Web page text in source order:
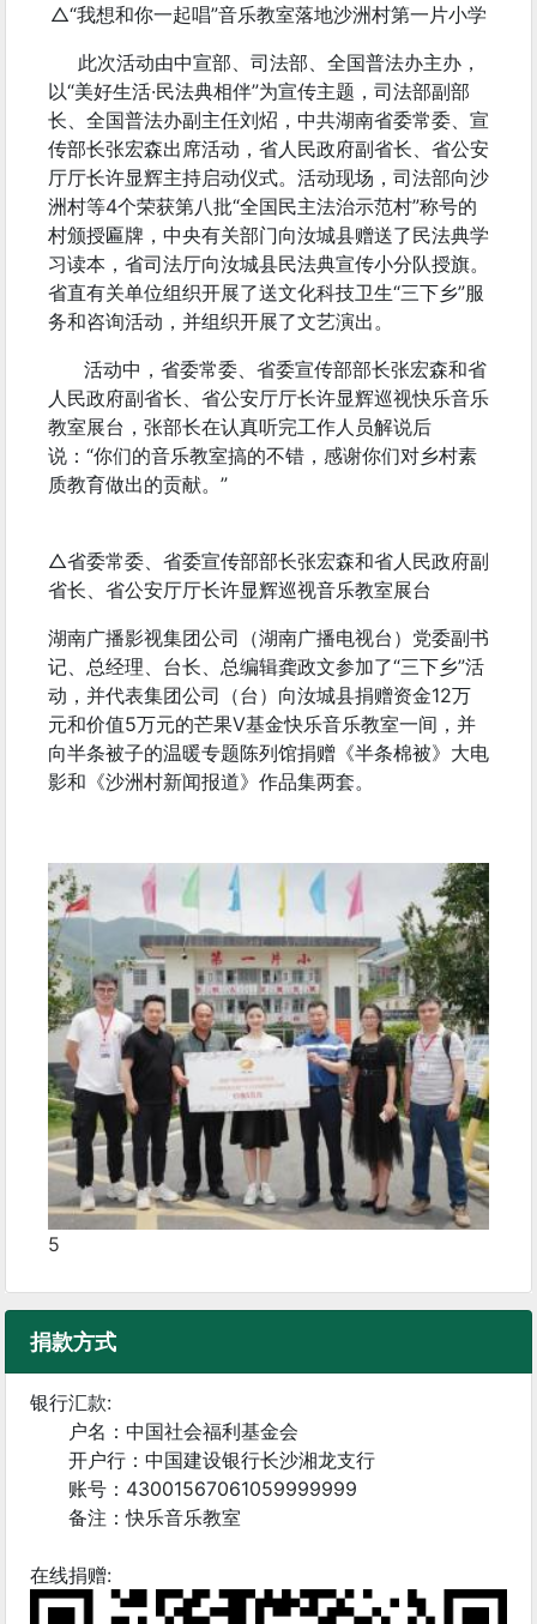
△“我想和你一起唱”音乐教室落地沙洲村第一片小学
此次活动由中宣部、司法部、全国普法办主办，
以“美好生活·民法典相伴”为宣传主题，司法部副部
长、全国普法办副主任刘炤，中共湖南省委常委、宣
传部长张宏森出席活动，省人民政府副省长、省公安
厅厅长许显辉主持启动仪式。活动现场，司法部向沙
洲村等4个荣获第八批“全国民主法治示范村”称号的
村颁授匾牌，中央有关部门向汝城县赠送了民法典学
习读本，省司法厅向汝城县民法典宣传小分队授旗。
省直有关单位组织开展了送文化科技卫生“三下乡”服
务和咨询活动，并组织开展了文艺演出。
活动中，省委常委、省委宣传部部长张宏森和省
人民政府副省长、省公安厅厅长许显辉巡视快乐音乐
教室展台，张部长在认真听完工作人员解说后
说：“你们的音乐教室搞的不错，感谢你们对乡村素
质教育做出的贡献。”
△省委常委、省委宣传部部长张宏森和省人民政府副
省长、省公安厅厅长许显辉巡视音乐教室展台
湖南广播影视集团公司（湖南广播电视台）党委副书
记、总经理、台长、总编辑龚政文参加了“三下乡”活
动，并代表集团公司（台）向汝城县捐赠资金12万
元和价值5万元的芒果V基金快乐音乐教室一间，并
向半条被子的温暖专题陈列馆捐赠《半条棉被》大电
影和《沙洲村新闻报道》作品集两套。
5
捐款方式
银行汇款:
户名：中国社会福利基金会
开户行：中国建设银行长沙湘龙支行
账号：43001567061059999999
备注：快乐音乐教室
在线捐赠: